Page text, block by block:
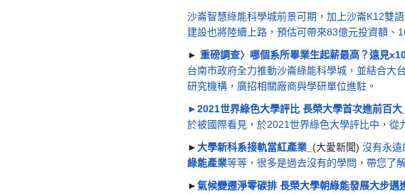
沙崙智慧綠能科學城前景可期，加上沙崙K12雙
建設也將陸續上路，預估可帶來83億元投資額、
► 重磅調查〉哪個系所畢業生起薪最高？遠見
台南市政府全力推動沙崙綠能科學城，並結合大
研究機構，廣招相關廠商與學研單位進駐。
►2021世界綠色大學評比 長榮大學首次進前百大
於被國際看見，於2021世界綠色大學評比中，從
►大學新科系接軌當紅產業_ (大愛新聞) 沒有永遠
綠能產業等等，很多是過去沒有的學問，帶您了
►氣候變遷淨零碳排 長榮大學朝綠能發展大步邁